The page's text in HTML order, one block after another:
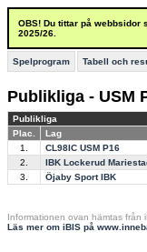
OBS! Du tittar på
2025/26.
Spelprogram Tabell och
Publikliga - USM
Publikliga
Plac.
Lag
1.
CL98IC USM P16
2.
IBK Lockerud
3.
Öjaby Sport IBK
Informationen ovan hämtas från
Läs mer om iBIS på